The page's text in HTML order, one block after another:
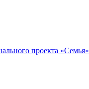
проекта «Семья»